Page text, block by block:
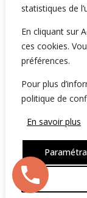
statistiques de
En cliquant sur
ces cookies.
préférences.
Pour plus
politique de
En savoir plus
LinkedIn
LinkedIn
2026
Politique de
Mentions